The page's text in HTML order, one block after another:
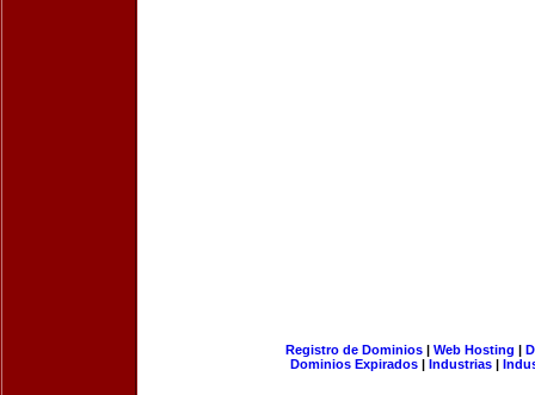
Registro de Dominios| Web Hosting |
Dominios Expirados | Industrias |